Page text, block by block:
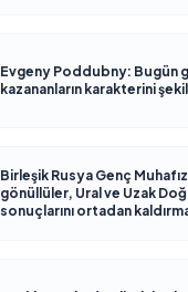
Evgeny Poddubny: Bugün
kazananların karakterini
Birleşik Rusya Genç
gönüllüler, Ural ve Uzak
sonuçlarını ortadan